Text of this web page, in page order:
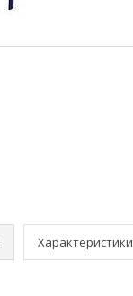
Характеристики